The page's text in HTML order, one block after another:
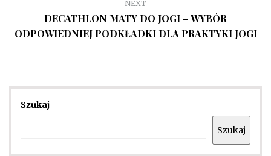
NEXT
DECATHLON MATY DO JOGI – WYBÓR
ODPOWIEDNIEJ PODKŁADKI DLA PRAKTYKI JOGI
Szukaj
Szukaj